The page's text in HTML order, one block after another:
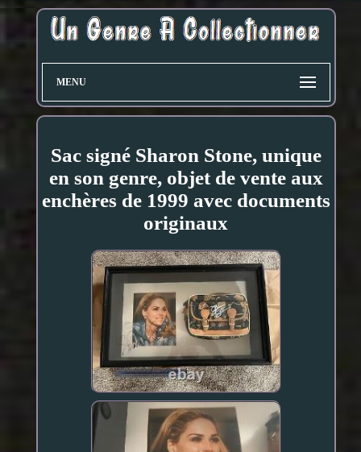
MENU
Sac signé Sharon Stone, unique
en son genre, objet de vente aux
enchères de 1999 avec documents
originaux